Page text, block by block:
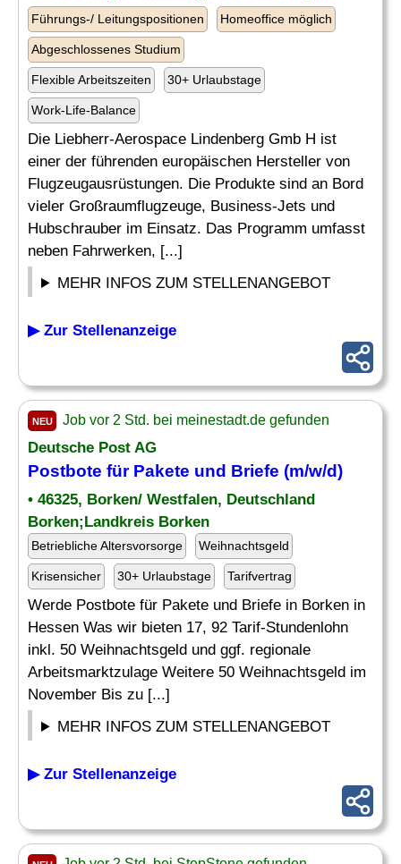
Führungs-/ Leitungspositionen Homeoffice möglich
Abgeschlossenes Studium
Flexible Arbeitszeiten 30+ Urlaubstage
Work-Life-Balance
Die Liebherr-Aerospace Lindenberg Gmb H ist
einer der führenden europäischen Hersteller von
Flugzeugausrüstungen. Die Produkte sind an Bord
vieler Großraumflugzeuge, Business-Jets und
Hubschrauber im Einsatz. Das Programm umfasst
neben Fahrwerken, [...]
MEHR INFOS ZUM STELLENANGEBOT
▶ Zur Stellenanzeige
NEU Job vor 2 Std. bei meinestadt.de gefunden
Deutsche Post AG
Postbote für Pakete und Briefe (m/w/d)
• 46325, Borken/ Westfalen, Deutschland
Borken;Landkreis Borken
Betriebliche Altersvorsorge Weihnachtsgeld
Krisensicher 30+ Urlaubstage Tarifvertrag
Werde Postbote für Pakete und Briefe in Borken in
Hessen Was wir bieten 17, 92 Tarif-Stundenlohn
inkl. 50 Weihnachtsgeld und ggf. regionale
Arbeitsmarktzulage Weitere 50 Weihnachtsgeld im
November Bis zu [...]
MEHR INFOS ZUM STELLENANGEBOT
▶ Zur Stellenanzeige